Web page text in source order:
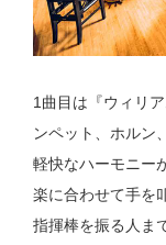
1曲目は『ウィリ
ンペット、ホルン
軽快なハーモニー
楽に合わせて手を
指揮棒を振る人ま